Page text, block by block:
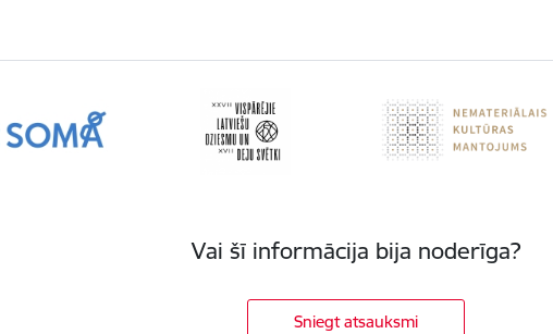
Vai šī informācija bija noderīga?
Sniegt atsauksmi